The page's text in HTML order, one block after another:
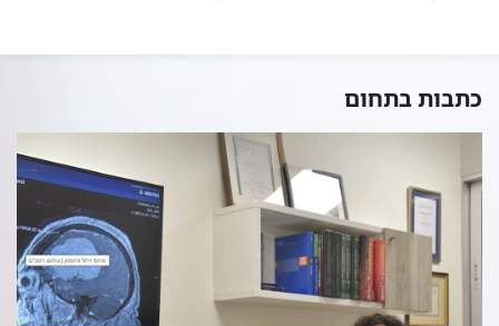
כתבות בתחום